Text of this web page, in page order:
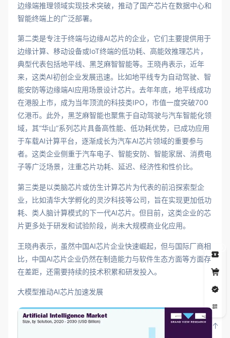
边缘端推理领域实现技术突破，推动了国产芯片在数据中心和
智能终端上的广泛部署。
第二类是专注于终端与边缘AI芯片的企业，它们主要提供用于
边缘计算、移动设备或IoT终端的低功耗、高能效推理芯片，
典型代表包括地平线、黑芝麻智智能等。王晓冉表示，近年
来，这类AI初创企业发展迅速。比如地平线专为自动驾驶、智
能安防等边缘端AI应用场景设计芯片。去年年底，地平线成功
在港股上市，成为当年顶流的科技类IPO，市值一度突破700
亿港币。此外，黑芝麻智能也聚焦于自动驾驶与汽车智能化领
域，其“华山”系列芯片具备高性能、低功耗优势，已成功应用
于车载AI计算平台，逐渐成长为汽车AI芯片领域的重要参与
者。这类企业侧重于汽车电子、智能安防、智能家居、消费电
子等广泛场景，注重芯片功耗、延迟、经济性和性价比。
第三类是以类脑芯片或仿生计算芯片为代表的前沿探索型企
业，比如清华大学孵化的灵汐科技等公司，旨在实现更加低功
耗、类人脑计算模式的下一代AI芯片。但目前，这类企业的芯
片更多处于研发和试验阶段，尚未大规模商业化应用。
王晓冉表示，虽然中国AI芯片企业快速崛起，但与国际厂商相
比，中国AI芯片企业仍然在制造能力与软件生态方面等方面存
在差距，还需要持续的技术积累和研发投入。
大模型推动AI芯片加速发展